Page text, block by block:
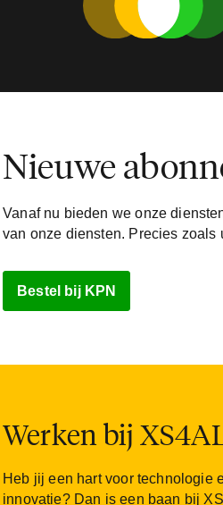
Nieuwe
Vanaf nu bieden we onze
van onze diensten. Precies zoals
Bestel bij KPN
Werken bij
Heb jij een hart voor technologie
innovatie? Dan is een baan bij